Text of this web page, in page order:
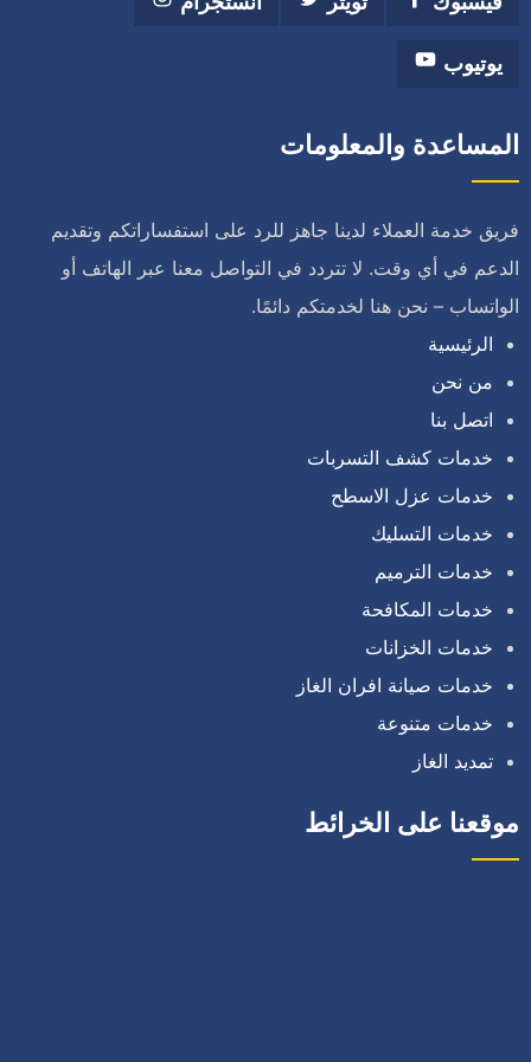
يوتيوب
المساعدة والمعلومات
فريق خدمة العملاء لدينا جاهز للرد على استفساراتكم وتقديم
الدعم في أي وقت. لا تتردد في التواصل معنا عبر الهاتف أو
الواتساب – نحن هنا لخدمتكم دائمًا.
الرئيسية
من نحن
اتصل بنا
خدمات كشف التسربات
خدمات عزل الاسطح
خدمات التسليك
خدمات الترميم
خدمات المكافحة
خدمات الخزانات
خدمات صيانة افران الغاز
خدمات متنوعة
تمديد الغاز
موقعنا على الخرائط